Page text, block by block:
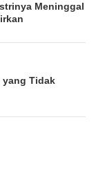
Meninggal
yang Tidak